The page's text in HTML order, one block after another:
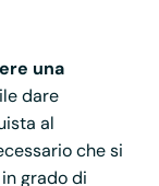
una
dare
al
che si
grado di